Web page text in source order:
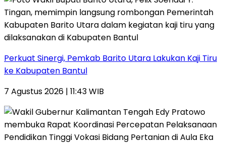
Perkuat Sinergi, Pemkab Barito Utara Lakukan Kaji Tiru
ke Kabupaten Bantul
7 Agustus 2026 | 11:43 WIB